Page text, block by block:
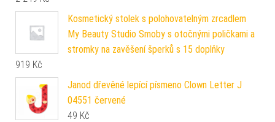
Kosmetický stolek s polohovatelným zrcadlem
My Beauty Studio Smoby s otočnými poličkami a
stromky na zavěšení šperků s 15 doplňky
919 Kč
Janod dřevěné lepící písmeno Clown Letter J
04551 červené
49 Kč